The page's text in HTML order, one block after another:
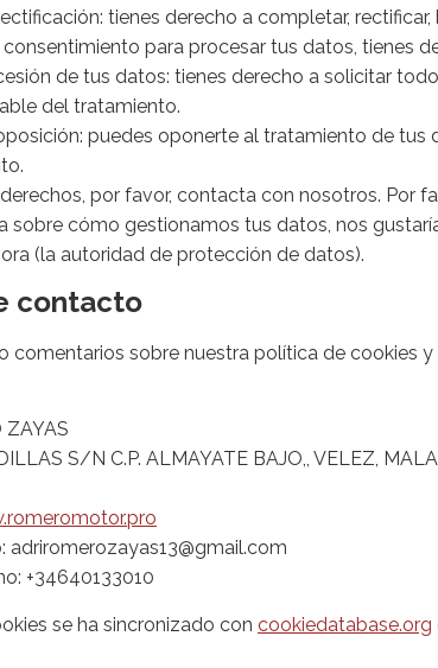
tienes derecho a completar,
consentimiento para procesar tus datos, tienes
de tus datos: tienes derecho a solicitar
del tratamiento.
puedes oponerte al tratamiento de
por favor, contacta con nosotros. Por
sobre cómo gestionamos tus datos, nos
(la autoridad de protección de datos).
contacto
comentarios sobre nuestra política de cookies
ZAYAS
S/N C.P. ALMAYATE BAJO,, VELEZ,
adriromerozayas13@gmail.com
+34640133010
se ha sincronizado con cookiedatabase.org